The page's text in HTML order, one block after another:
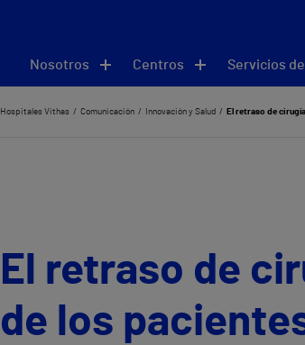
Nosotros Centros Servicios
Hospitales Vithas Comunicación Innovación y Salud El retraso de
El retraso de
de los